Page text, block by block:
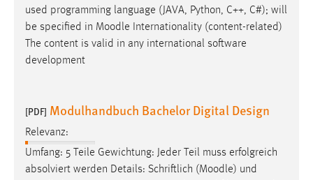
used programming language (JAVA, Python, C++, C#); will
be specified in Moodle Internationality (content-related)
The content is valid in any international software
development
[PDF] Modulhandbuch Bachelor Digital Design
Relevanz:
Umfang: 5 Teile Gewichtung: Jeder Teil muss erfolgreich
absolviert werden Details: Schriftlich (Moodle) und
STATISTIK
Statistik Cookies erfassen Informationen anonym.
Matomo
Name:
_pk_ref, _pk_cvar, _pk_id, _pk_ses